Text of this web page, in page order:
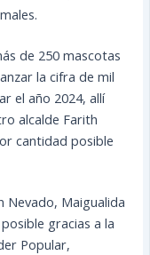
de 250 mascotas
la cifra de mil
el año 2024, allí
alcalde Farith
cantidad posible
Nevado, Maigualida
gracias a la
Popular,